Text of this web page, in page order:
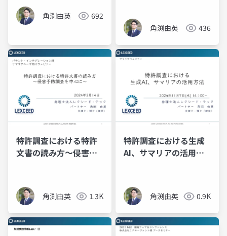
角渕由英 692
角渕由英 436
特許調査における特許
文書の読み方～侵害予
角渕由英 1.3K
特許調査における生成
AI、サマリアの活用方
角渕由英 0.9K